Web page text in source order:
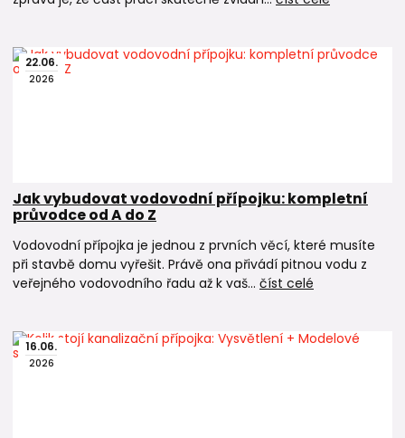
22.06.
2026
Jak vybudovat vodovodní přípojku: kompletní
průvodce od A do Z
Vodovodní přípojka je jednou z prvních věcí, které musíte
při stavbě domu vyřešit. Právě ona přivádí pitnou vodu z
veřejného vodovodního řadu až k vaš... číst celé
16.06.
2026